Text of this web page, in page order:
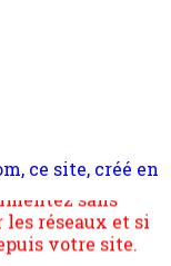
rendu compte de
Paris 8. Il
d'une
philosophiques
omme la
sans
réseaux et si
votre site.